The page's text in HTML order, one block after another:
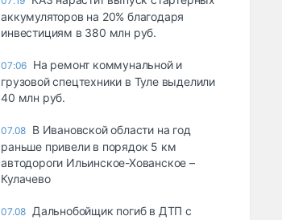
аккумуляторов на 20% благодаря
инвестициям в 380 млн руб.
07:06 На ремонт коммунальной и
грузовой спецтехники в Туле выделили
40 млн руб.
07.08 В Ивановской области на год
раньше привели в порядок 5 км
автодороги Ильинское-Хованское –
Кулачево
07.08 Дальнобойщик погиб в ДТП с